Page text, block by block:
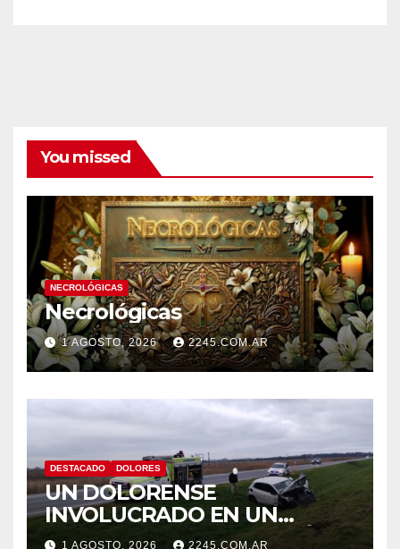
You missed
NECROLÓGICAS
Necrológicas
1 AGOSTO, 2026 2245.COM.AR
DESTACADO DOLORES
UN DOLORENSE
INVOLUCRADO EN UN
SINIESTRO QUE TERMINÓ
1 AGOSTO, 2026 2245.COM.AR